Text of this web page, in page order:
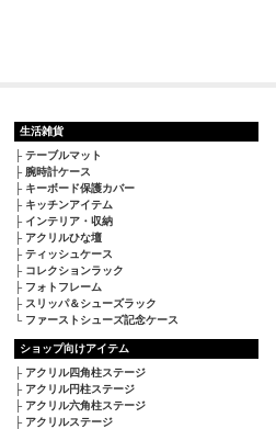
生活雑貨
テーブルマット
腕時計ケース
キーボード保護カバー
キッチンアイテム
インテリア・収納
アクリルひな壇
ティッシュケース
コレクションラック
フォトフレーム
スリッパ＆シューズラック
ファーストシューズ記念ケース
ショップ向けアイテム
アクリル四角柱ステージ
アクリル円柱ステージ
アクリル六角柱ステージ
アクリルステージ